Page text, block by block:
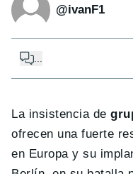
@ivanF1
La insistencia de
ofrecen una fuerte
en Europa y su